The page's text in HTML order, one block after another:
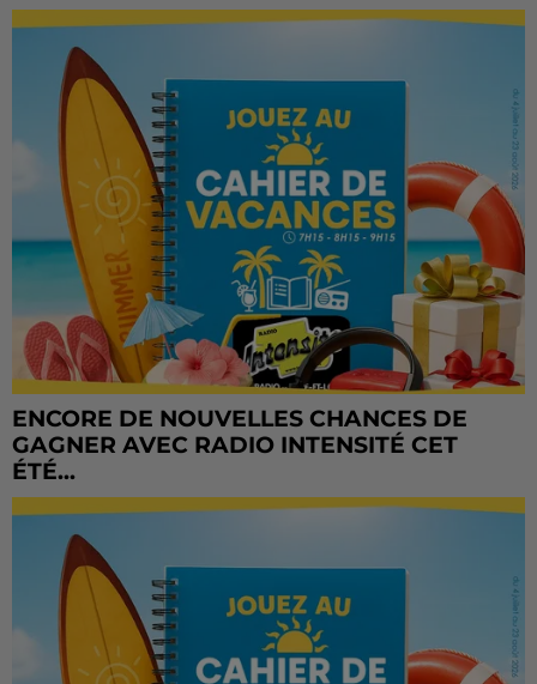
ENCORE DE NOUVELLES CHANCES DE
GAGNER AVEC RADIO INTENSITÉ CET
ÉTÉ...